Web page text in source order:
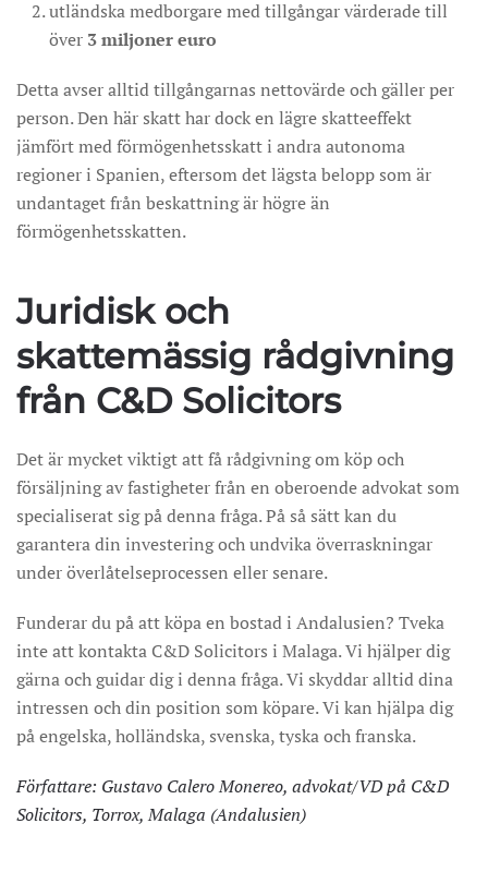
utländska medborgare med tillgångar värderade till
över 3 miljoner euro
Detta avser alltid tillgångarnas nettovärde och gäller per
person. Den här skatt har dock en lägre skatteeffekt
jämfört med förmögenhetsskatt i andra autonoma
regioner i Spanien, eftersom det lägsta belopp som är
undantaget från beskattning är högre än
förmögenhetsskatten.
Juridisk och
skattemässig rådgivning
från C&D Solicitors
Det är mycket viktigt att få rådgivning om köp och
försäljning av fastigheter från en oberoende advokat som
specialiserat sig på denna fråga. På så sätt kan du
garantera din investering och undvika överraskningar
under överlåtelseprocessen eller senare.
Funderar du på att köpa en bostad i Andalusien? Tveka
inte att kontakta C&D Solicitors i Malaga. Vi hjälper dig
gärna och guidar dig i denna fråga. Vi skyddar alltid dina
intressen och din position som köpare. Vi kan hjälpa dig
på engelska, holländska, svenska, tyska och franska.
Författare: Gustavo Calero Monereo, advokat/VD på C&D
Solicitors, Torrox, Malaga (Andalusien)